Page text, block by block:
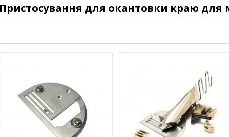
Пристосування для окантовки краю